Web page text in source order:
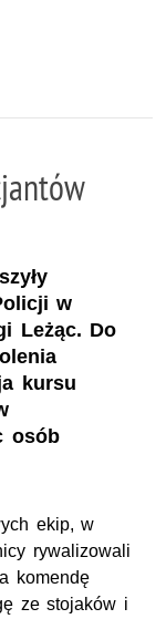
w
Leżąc. Do
kursu
osób
ekip, w
rywalizowali
komendę
ze stojaków i